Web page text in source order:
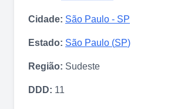
Cidade: São Paulo - SP
Estado: São Paulo (SP)
Região: Sudeste
DDD: 11